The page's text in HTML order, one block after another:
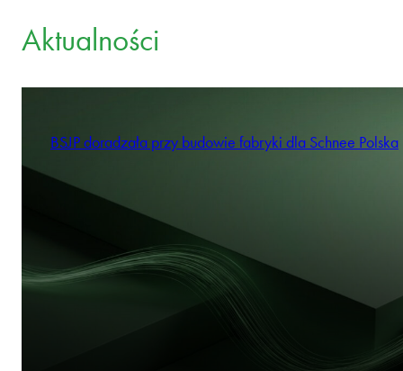
Aktualności
BSJP doradzała przy budowie fabryki dla Schnee Polska